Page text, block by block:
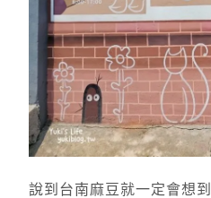
說到台南麻豆就一定會想